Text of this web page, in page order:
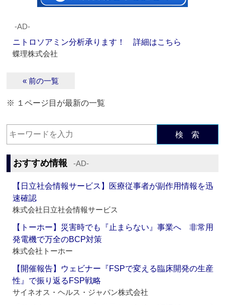
‐AD‐
ニトロソアミン分析承ります！ 詳細はこちら
蝶理株式会社
« 前の一覧
※ １ページ目が最新の一覧
検 索
おすすめ情報 ‐AD‐
【日立社会情報サービス】医療従事者が副作用情報を迅
速確認
株式会社日立社会情報サービス
【トーホー】災害時でも『止まらない』事業へ 非常用
発電機で万全のBCP対策
株式会社トーホー
【開催報告】ウェビナー『FSPで変える臨床開発の生産
性』で振り返るFSP戦略
サイネオス・ヘルス・ジャパン株式会社